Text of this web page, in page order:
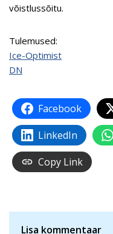
võistlussõitu.
Tulemused:
Ice-Optimist
DN
Facebook
LinkedIn
Copy Link
Lisa kommentaar